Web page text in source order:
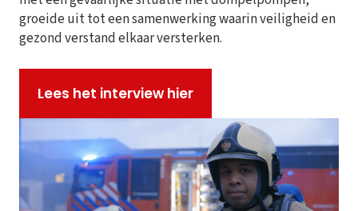
groeide uit tot een samenwerking waarin veiligheid en
gezond verstand elkaar versterken.
Lees het interview hier